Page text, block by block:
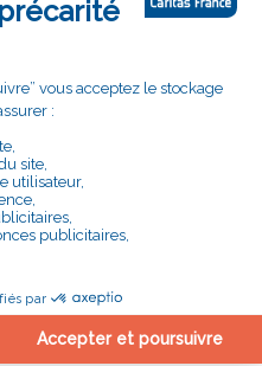
au soutien des plus
nombreux !